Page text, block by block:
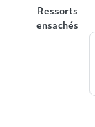
Ressorts
ensachés